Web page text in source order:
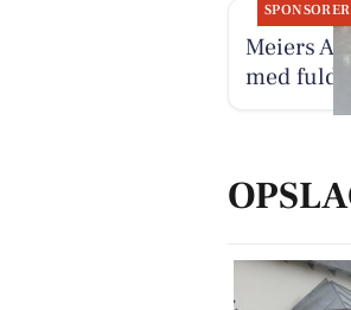
Meiers
med fuld